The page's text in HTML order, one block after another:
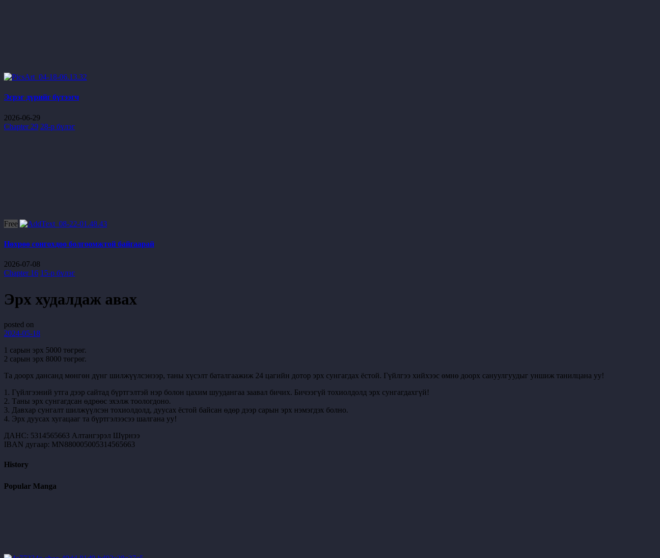
Эсрэг дүрийг бүтээгч
2026-06-29
Chapter 29 28-р бүлэг
Free
Нөхрөө сонгохдоо болгоомжтой байгаарай
2026-07-08
Chapter 16 15-р бүлэг
Эрх худалдаж авах
posted on
2024-05-18
1 сарын эрх 5000 төгрөг.
2 сарын эрх 8000 төгрөг.
Та доорх дансанд мөнгөн дүнг шилжүүлсэнээр, таны хүсэлт баталгаажиж 24 цагийн дотор эрх сунгагдах ёстой. Гүйлгээ хийхээс өмнө доорх сануулгуудыг уншиж танилцана уу!
1. Гүйлгээний утга дээр сайтад бүртгэлтэй нэр болон цахим шуудангаа заавал бичих. Бичээгүй тохиолдолд эрх сунгагдахгүй!
2. Таны эрх сунгагдсан өдрөөс эхэлж тоологдоно.
3. Давхар сунгалт шилжүүлсэн тохиолдолд, дуусах ёстой байсан өдөр дээр сарын эрх нэмэгдэх болно.
4. Эрх дуусах хугацааг та бүртгэлээсээ шалгана уу!
ДАНС: 5314565663 Алтангэрэл Шүрнээ
IBAN дугаар: MN880005005314565663
History
Popular Manga